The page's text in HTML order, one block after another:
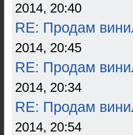
2014, 20:40
RE: Продам
2014, 20:45
RE: Продам
2014, 20:34
RE: Продам
2014, 20:54